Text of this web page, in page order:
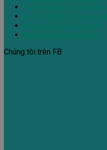
Chúng tôi trên FB